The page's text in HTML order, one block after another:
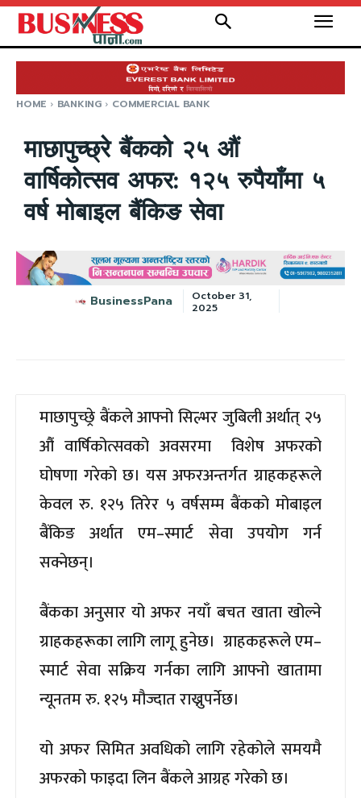
HOME BANKING COMMERCIAL BANK
माछापुच्छ्रे बैंकको २५ औं
वार्षिकोत्सव अफर: १२५ रुपैयाँमा ५
वर्ष मोबाइल बैंकिङ सेवा
BusinessPana
October 31,
2025
माछापुच्छ्रे बैंकले आफ्नो सिल्भर जुबिली अर्थात् २५
औं वार्षिकोत्सवको अवसरमा विशेष अफरको
घोषणा गरेको छ। यस अफरअन्तर्गत ग्राहकहरूले
केवल रु. १२५ तिरेर ५ वर्षसम्म बैंकको मोबाइल
बैंकिङ अर्थात एम–स्मार्ट सेवा उपयोग गर्न
सक्नेछन्।
बैंकका अनुसार यो अफर नयाँ बचत खाता खोल्ने
ग्राहकहरूका लागि लागू हुनेछ। ग्राहकहरूले एम–
स्मार्ट सेवा सक्रिय गर्नका लागि आफ्नो खातामा
न्यूनतम रु. १२५ मौज्दात राख्नुपर्नेछ।
यो अफर सिमित अवधिको लागि रहेकोले समयमै
अफरको फाइदा लिन बैंकले आग्रह गरेको छ।